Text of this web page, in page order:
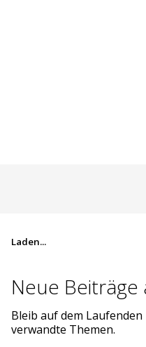
Laden...
Neue Beiträge
Bleib auf dem
verwandte Themen.